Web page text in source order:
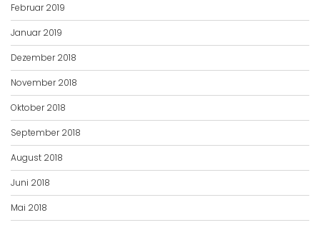
Februar 2019
Januar 2019
Dezember 2018
November 2018
Oktober 2018
September 2018
August 2018
Juni 2018
Mai 2018